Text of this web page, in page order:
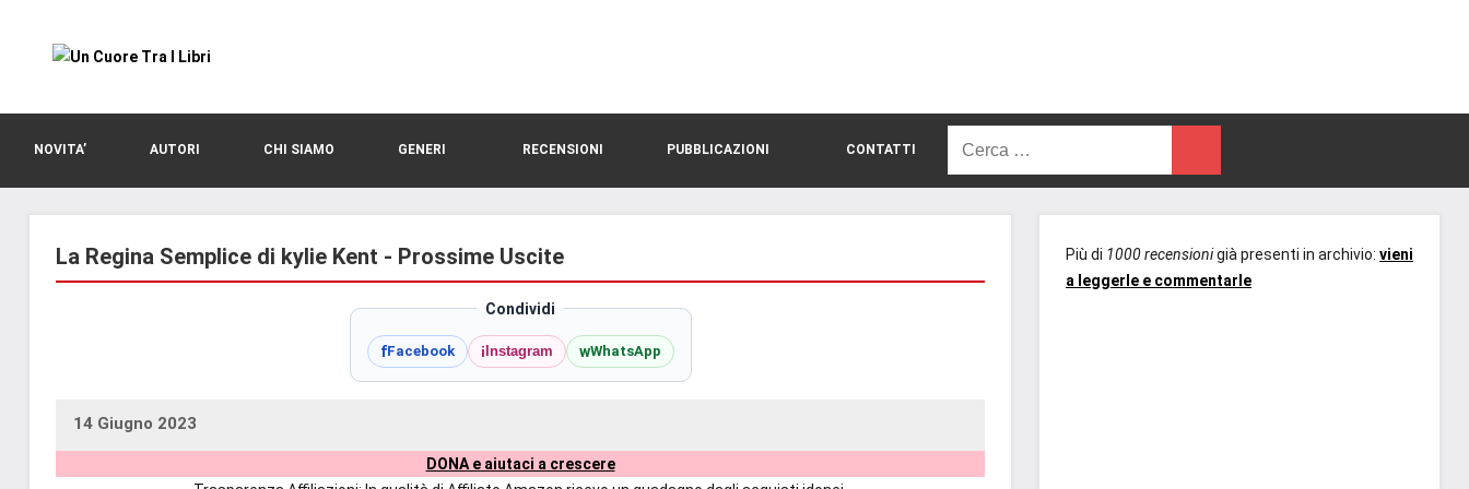
contenuto
Cuore
Tra
I
romance
e
non
Recensioni,
NOVITA’ AUTORI CHI SIAMO GENERI RECENSIONI PUBBLICAZIONI CONTATTI
La Regina Semplice di kylie Kent - Prossime Uscite
Condividi
fFacebook i Instagram wWhatsApp
14 Giugno 2023
uctil_user
Nessun
DONA e aiutaci a crescere
Più di 1000 recensionigià presenti in archivio: vieni
a leggerle e commentarle